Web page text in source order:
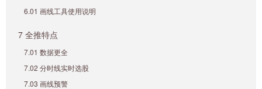
6.01 画线工具使用说明
7 全推特点
7.01 数据更全
7.02 分时线实时选股
7.03 画线预警